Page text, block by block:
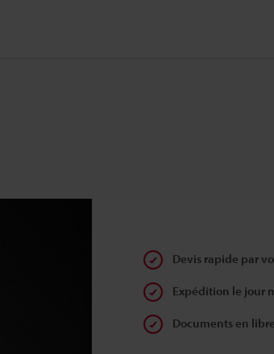
Devis rapide par
Expédition le jour
Documents en